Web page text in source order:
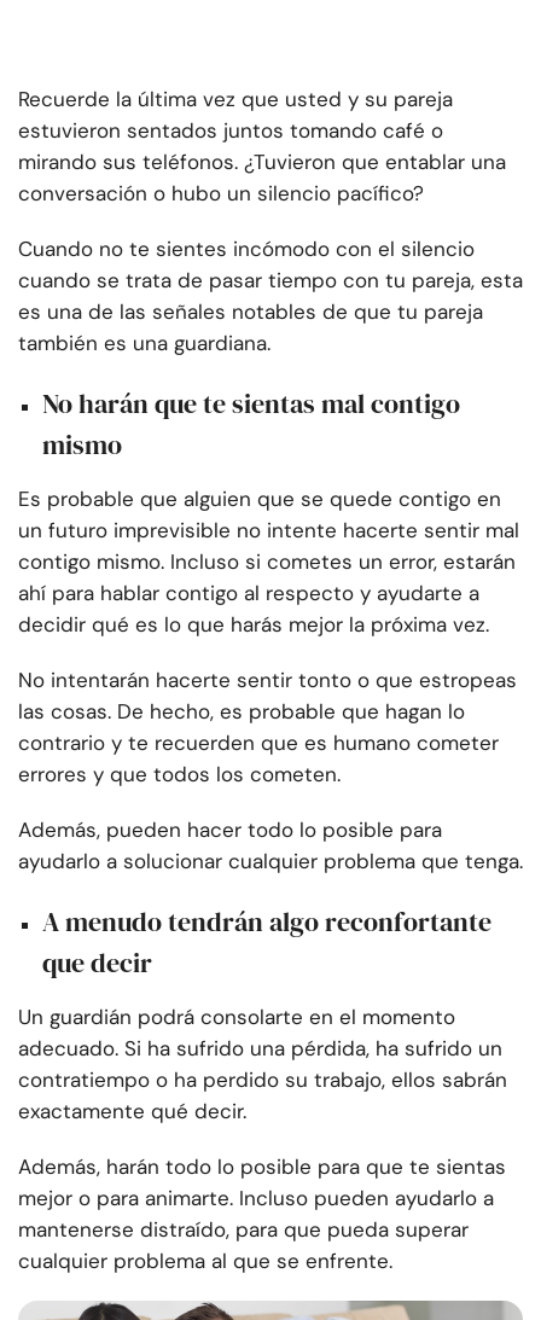
Recuerde la última vez que usted y su pareja
estuvieron sentados juntos tomando café o
mirando sus teléfonos. ¿Tuvieron que entablar una
conversación o hubo un silencio pacífico?
Cuando no te sientes incómodo con el silencio
cuando se trata de pasar tiempo con tu pareja, esta
es una de las señales notables de que tu pareja
también es una guardiana.
No harán que te sientas mal contigo
mismo
Es probable que alguien que se quede contigo en
un futuro imprevisible no intente hacerte sentir mal
contigo mismo. Incluso si cometes un error, estarán
ahí para hablar contigo al respecto y ayudarte a
decidir qué es lo que harás mejor la próxima vez.
No intentarán hacerte sentir tonto o que estropeas
las cosas. De hecho, es probable que hagan lo
contrario y te recuerden que es humano cometer
errores y que todos los cometen.
Además, pueden hacer todo lo posible para
ayudarlo a solucionar cualquier problema que tenga.
A menudo tendrán algo reconfortante
que decir
Un guardián podrá consolarte en el momento
adecuado. Si ha sufrido una pérdida, ha sufrido un
contratiempo o ha perdido su trabajo, ellos sabrán
exactamente qué decir.
Además, harán todo lo posible para que te sientas
mejor o para animarte. Incluso pueden ayudarlo a
mantenerse distraído, para que pueda superar
cualquier problema al que se enfrente.